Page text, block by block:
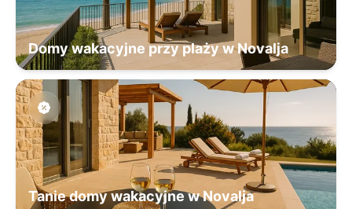
Domy wakacyjne przy plaży w Novalja
Tanie domy wakacyjne w Novalja